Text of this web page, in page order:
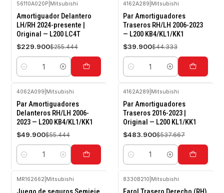
-10%
OFF
56110A020P Mitsubishi
Amortiguador Delantero
LH/RH 2024-presente |
Original — L200 LC4T
$229.900$255.444
Cantidad
-10%
OFF
4162A289 Mitsubishi
Par Amortiguadores
Traseros RH/LH 2006-2023
— L200 KB4/KL1/KK1
$39.900$44.333
Cantidad
-10%
OFF
4062A099 Mitsubishi
Par Amortiguadores
Delanteros RH/LH 2006-
2023 — L200 KB4/KL1/KK1
$49.900$55.444
Cantidad
-10%
OFF
4162A289 Mitsubishi
Par Amortiguadores
Traseros 2016-2023 |
Original — L200 KL1/KK1
$483.900$537.667
Cantidad
-10%
MR162662 Mitsubishi
-10%
8330B210 Mitsubishi